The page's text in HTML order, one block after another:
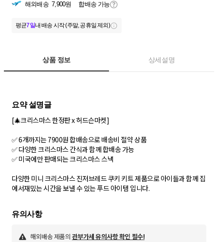
해외배송 7,900원 합배송 가능
평균7일내 배송 시작 (주말, 공휴일 제외)
상품 정보 상세설명
요약 설명글
[🎄크리스마스 한정판 x 허드슨마켓]
✅ 6개까지는 7900원 합배송으로 배송비 절약 상품
✅ 다양한 크리스마스 간식과 함께 합배송 가능
✅ 미국에만 판매되는 크리스마스 스낵
다양한 미니 크리스마스 진저브레드 쿠키 키트 제품으로 아이들과 함께 집
에서재밌는 시간을 보낼 수 있는 푸드 아이템 입니다.
유의사항
해외배송 제품의 관부가세 유의사항 확인 필수!